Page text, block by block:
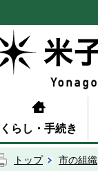
くらし・手続き
トップ 市の組織